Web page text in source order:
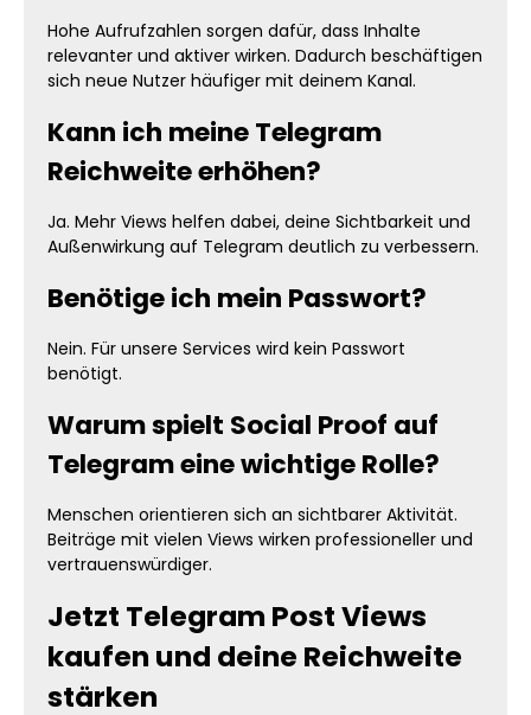
Hohe Aufrufzahlen sorgen dafür, dass Inhalte
relevanter und aktiver wirken. Dadurch beschäftigen
sich neue Nutzer häufiger mit deinem Kanal.
Kann ich meine Telegram
Reichweite erhöhen?
Ja. Mehr Views helfen dabei, deine Sichtbarkeit und
Außenwirkung auf Telegram deutlich zu verbessern.
Benötige ich mein Passwort?
Nein. Für unsere Services wird kein Passwort
benötigt.
Warum spielt Social Proof auf
Telegram eine wichtige Rolle?
Menschen orientieren sich an sichtbarer Aktivität.
Beiträge mit vielen Views wirken professioneller und
vertrauenswürdiger.
Jetzt Telegram Post Views
kaufen und deine Reichweite
stärken